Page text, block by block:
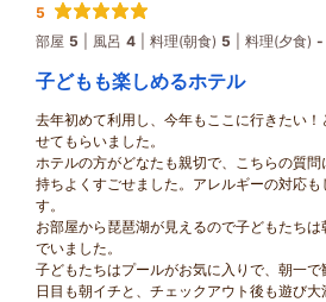
5
部屋 5 風呂 4 料理(朝食) 5 料理(夕食) -
子どもも楽しめるホテル
去年初めて利用し、今年もここに行きたい
せてもらいました。
ホテルの方がどなたも親切で、こちらの質
持ちよくすごせました。アレルギーの対応
す。
お部屋から琵琶湖が見えるので子どもたち
でいました。
子どもたちはプールがお気に入りで、朝一
日目も朝イチと、チェックアウト後も遊び大